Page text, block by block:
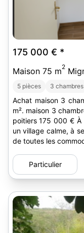
175 000 € *
Maison 75 m2
5 pièces 3 chambres
Achat maison 3
m². maison 3
poitiers 175 000 € À vendre, charmante maison située dans
un village calme, à
de toutes les
Particulier